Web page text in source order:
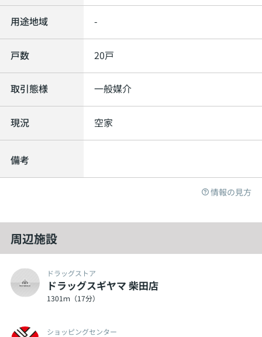
用途地域 -
戸数 20戸
取引態様 一般媒介
現況 空家
備考
情報の見方
周辺施設
ドラッグストア
ドラッグスギヤマ 柴田店
1301ｍ（17分）
ショッピングセンター